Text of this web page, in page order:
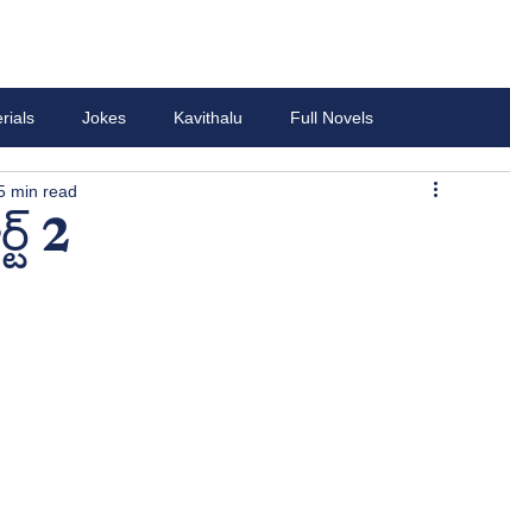
Jokes Kavithalu Full Novels
2
min read